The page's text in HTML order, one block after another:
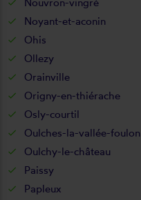
Noyant-et-aconin
Ohis
Ollezy
Orainville
Origny-en-thiérache
Osly-courtil
Oulches-la-vallée-foulon
Oulchy-le-château
Paissy
Papleux